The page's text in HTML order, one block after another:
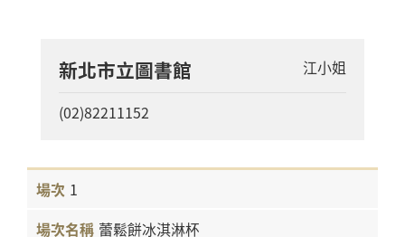
新北市立圖書館 江小姐
(02)82211152
1
蕾鬆餅冰淇淋杯